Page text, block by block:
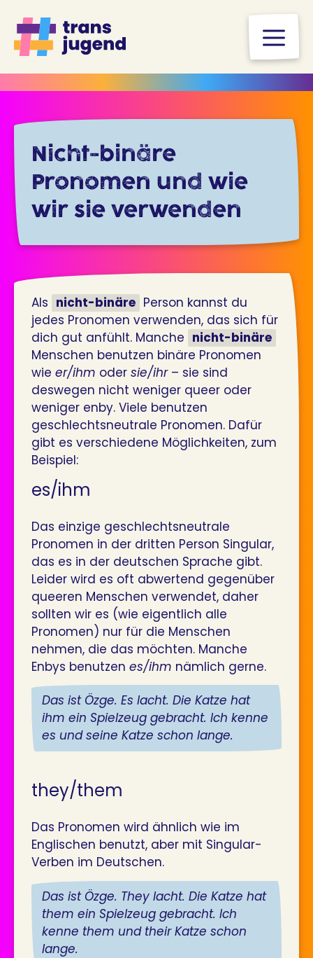
Inhalt
springen
Nicht-binäre
Pronomen und wie
wir sie verwenden
Als nicht-binäre Person kannst du
jedes Pronomen verwenden, das sich für
dich gut anfühlt. Manche nicht-binäre
Menschen benutzen binäre Pronomen
wie er/ihm oder sie/ihr– sie sind
deswegen nicht weniger queer oder
weniger enby. Viele benutzen
geschlechtsneutrale Pronomen. Dafür
gibt es verschiedene Möglichkeiten, zum
Beispiel:
es/ihm
Das einzige geschlechtsneutrale
Pronomen in der dritten Person Singular,
das es in der deutschen Sprache gibt.
Leider wird es oft abwertend gegenüber
queeren Menschen verwendet, daher
sollten wir es (wie eigentlich alle
Pronomen) nur für die Menschen
nehmen, die das möchten. Manche
Enbys benutzen es/ihm nämlich gerne.
Das ist Özge. Es lacht. Die Katze hat
ihm ein Spielzeug gebracht. Ich kenne
es und seine Katze schon lange.
they/them
Das Pronomen wird ähnlich wie im
Englischen benutzt, aber mit Singular-
Verben im Deutschen.
Das ist Özge. They lacht. Die Katze hat
them ein Spielzeug gebracht. Ich
kenne them und their Katze schon
lange.